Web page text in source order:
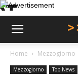
Home Mezzogiorno
Mezzogiorno Top News